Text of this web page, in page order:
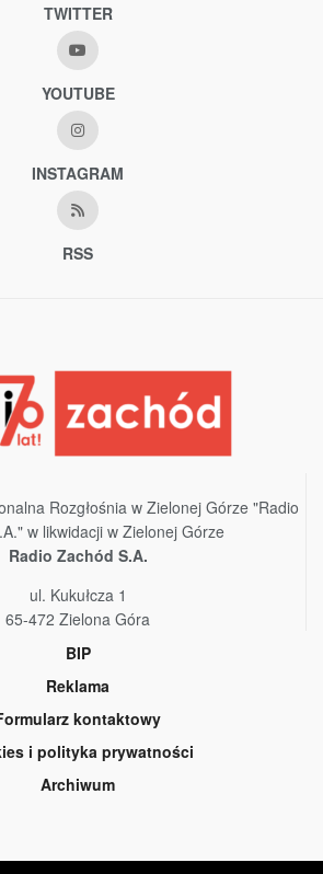
TWITTER
YOUTUBE
INSTAGRAM
RSS
Rozgłośnia w Zielonej Górze "Radio
w likwidacji w Zielonej Górze
Radio Zachód S.A.
ul. Kukułcza 1
65-472 Zielona Góra
BIP
Reklama
kontaktowy
i polityka prywatności
Archiwum